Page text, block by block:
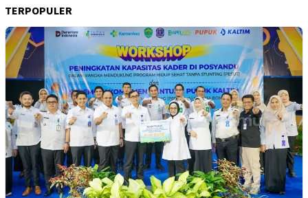
TERPOPULER